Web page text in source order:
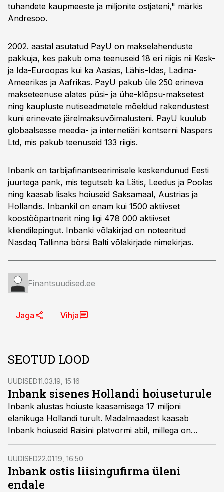
tuhandete kaupmeeste ja miljonite ostjateni," märkis
Andresoo.
2002. aastal asutatud PayU on makselahenduste
pakkuja, kes pakub oma teenuseid 18 eri riigis nii Kesk-
ja Ida-Euroopas kui ka Aasias, Lähis-Idas, Ladina-
Ameerikas ja Aafrikas. PayU pakub üle 250 erineva
makseteenuse alates püsi- ja ühe-klõpsu-maksetest
ning kaupluste nutiseadmetele mõeldud rakendustest
kuni erinevate järelmaksuvõimalusteni. PayU kuulub
globaalsesse meedia- ja internetiäri kontserni Naspers
Ltd, mis pakub teenuseid 133 riigis.
Inbank on tarbijafinantseerimisele keskendunud Eesti
juurtega pank, mis tegutseb ka Lätis, Leedus ja Poolas
ning kaasab lisaks hoiuseid Saksamaal, Austrias ja
Hollandis. Inbankil on enam kui 1500 aktiivset
koostööpartnerit ning ligi 478 000 aktiivset
kliendilepingut. Inbanki võlakirjad on noteeritud
Nasdaq Tallinna börsi Balti võlakirjade nimekirjas.
Finantsuudised.ee
Jaga Vihja
SEOTUD LOOD
UUDISED11.03.19, 15:16
Inbank sisenes Hollandi hoiuseturule
Inbank alustas hoiuste kaasamisega 17 miljoni
elanikuga Hollandi turult. Madalmaadest kaasab
Inbank hoiuseid Raisini platvormi abil, millega on
varem edukalt hoiuseid kogunud ka Saksamaalt ja
Austriast.
UUDISED22.01.19, 16:50
Inbank ostis liisingufirma üleni
endale